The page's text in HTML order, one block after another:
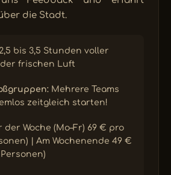
die Stadt.
bis 3,5 Stunden voller
der frischen Luft
Mehrere Teams
zeitgleich starten!
der Woche (Mo–Fr) 69 € pro
| Am Wochenende 49 €
Personen)